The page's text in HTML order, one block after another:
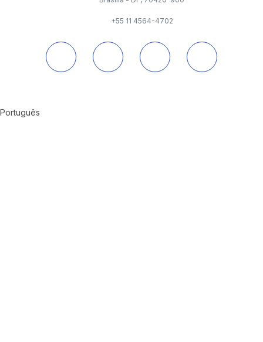
+55 11 4564-4702
Português